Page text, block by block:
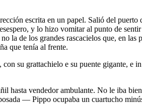
escrita en un papel. Salió del
y lo hizo vomitar al punto de
de los grandes rascacielos que, en las
que tenía al frente.
su grattachielo e su puente gigante, e
hasta vendedor ambulante. No le iba
— Pippo ocupaba un cuartucho